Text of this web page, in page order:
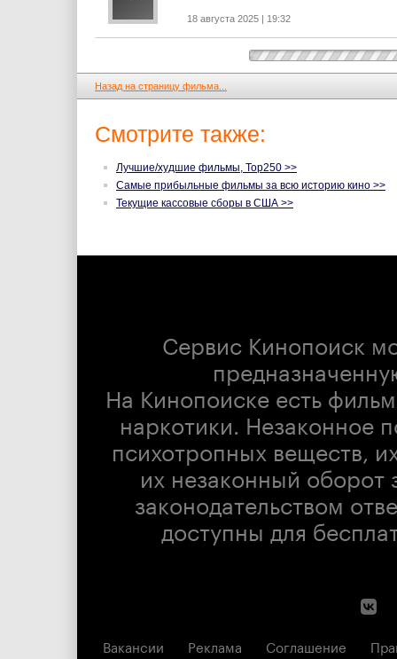
18 августа 2025 | 19:32
Назад на страницу фильма...
Смотрите также:
Лучшие/худшие фильмы, Top250 >>
Самые прибыльные фильмы за всю историю кино >>
Текущие кассовые сборы в США >>
Сервис Кинопоиск
На Кинопоиске есть
наркотики. Незаконное
психотропных веществ,
их незаконный оборот
законодательством
доступны для
Вакансии Реклама Соглашение